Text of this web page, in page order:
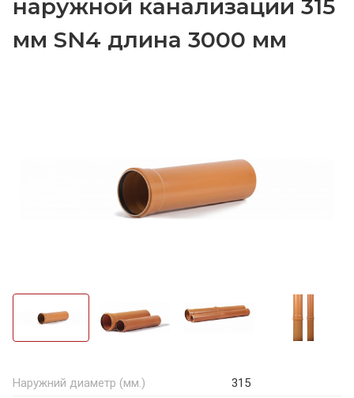
наружной канализации 315
мм SN4 длина 3000 мм
Наружний диаметр (мм.)
315